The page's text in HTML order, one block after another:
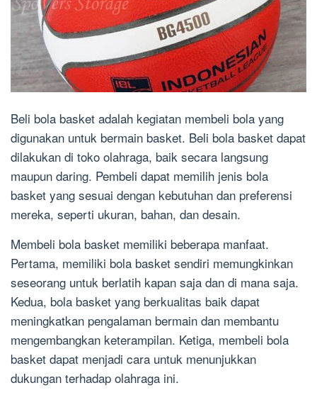
Beli bola basket adalah kegiatan membeli bola yang
digunakan untuk bermain basket. Beli bola basket dapat
dilakukan di toko olahraga, baik secara langsung
maupun daring. Pembeli dapat memilih jenis bola
basket yang sesuai dengan kebutuhan dan preferensi
mereka, seperti ukuran, bahan, dan desain.
Membeli bola basket memiliki beberapa manfaat.
Pertama, memiliki bola basket sendiri memungkinkan
seseorang untuk berlatih kapan saja dan di mana saja.
Kedua, bola basket yang berkualitas baik dapat
meningkatkan pengalaman bermain dan membantu
mengembangkan keterampilan. Ketiga, membeli bola
basket dapat menjadi cara untuk menunjukkan
dukungan terhadap olahraga ini.